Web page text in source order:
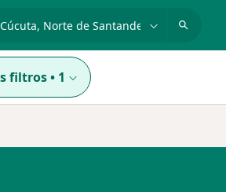
p. ej. Bogotá
filtros• 1